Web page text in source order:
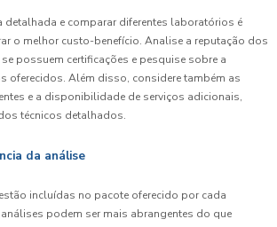
detalhada e comparar diferentes laboratórios é
o melhor custo-benefício. Analise a reputação dos
possuem certificações e pesquise sobre a
oferecidos. Além disso, considere também as
e a disponibilidade de serviços adicionais,
técnicos detalhados.
da análise
incluídas no pacote oferecido por cada
podem ser mais abrangentes do que